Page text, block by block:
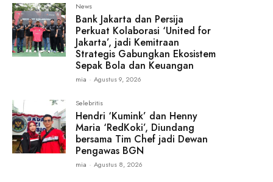
News
Bank Jakarta dan Persija
Perkuat Kolaborasi ‘United for
Jakarta’, jadi Kemitraan
Strategis Gabungkan Ekosistem
Sepak Bola dan Keuangan
mia - Agustus 9, 2026
Selebritis
Hendri ‘Kumink’ dan Henny
Maria ‘RedKoki’, Diundang
bersama Tim Chef jadi Dewan
Pengawas BGN
mia - Agustus 8, 2026